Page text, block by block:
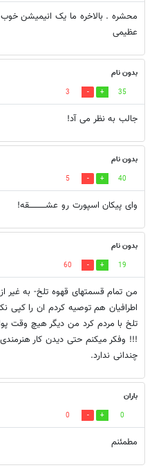
محشره . بالاخره ما یک انیمیشن خوب
عظیمی
بدون نام
35
3
جالب به نظر می آد!
بدون نام
40
5
وای پیکان اسپورت رو عشــــــــــــقه!
بدون نام
19
60
من تمام قسمتهای قهوه تلخ- به غیر
اطرافیان هم توصیه کردم ان را کپی
تلخ با مردم کرد من دیگر هیچ وقت
!!! وفکر میکنم حتی دیدن کار
چندانی ندارد.
باران
0
0
مطمئنم